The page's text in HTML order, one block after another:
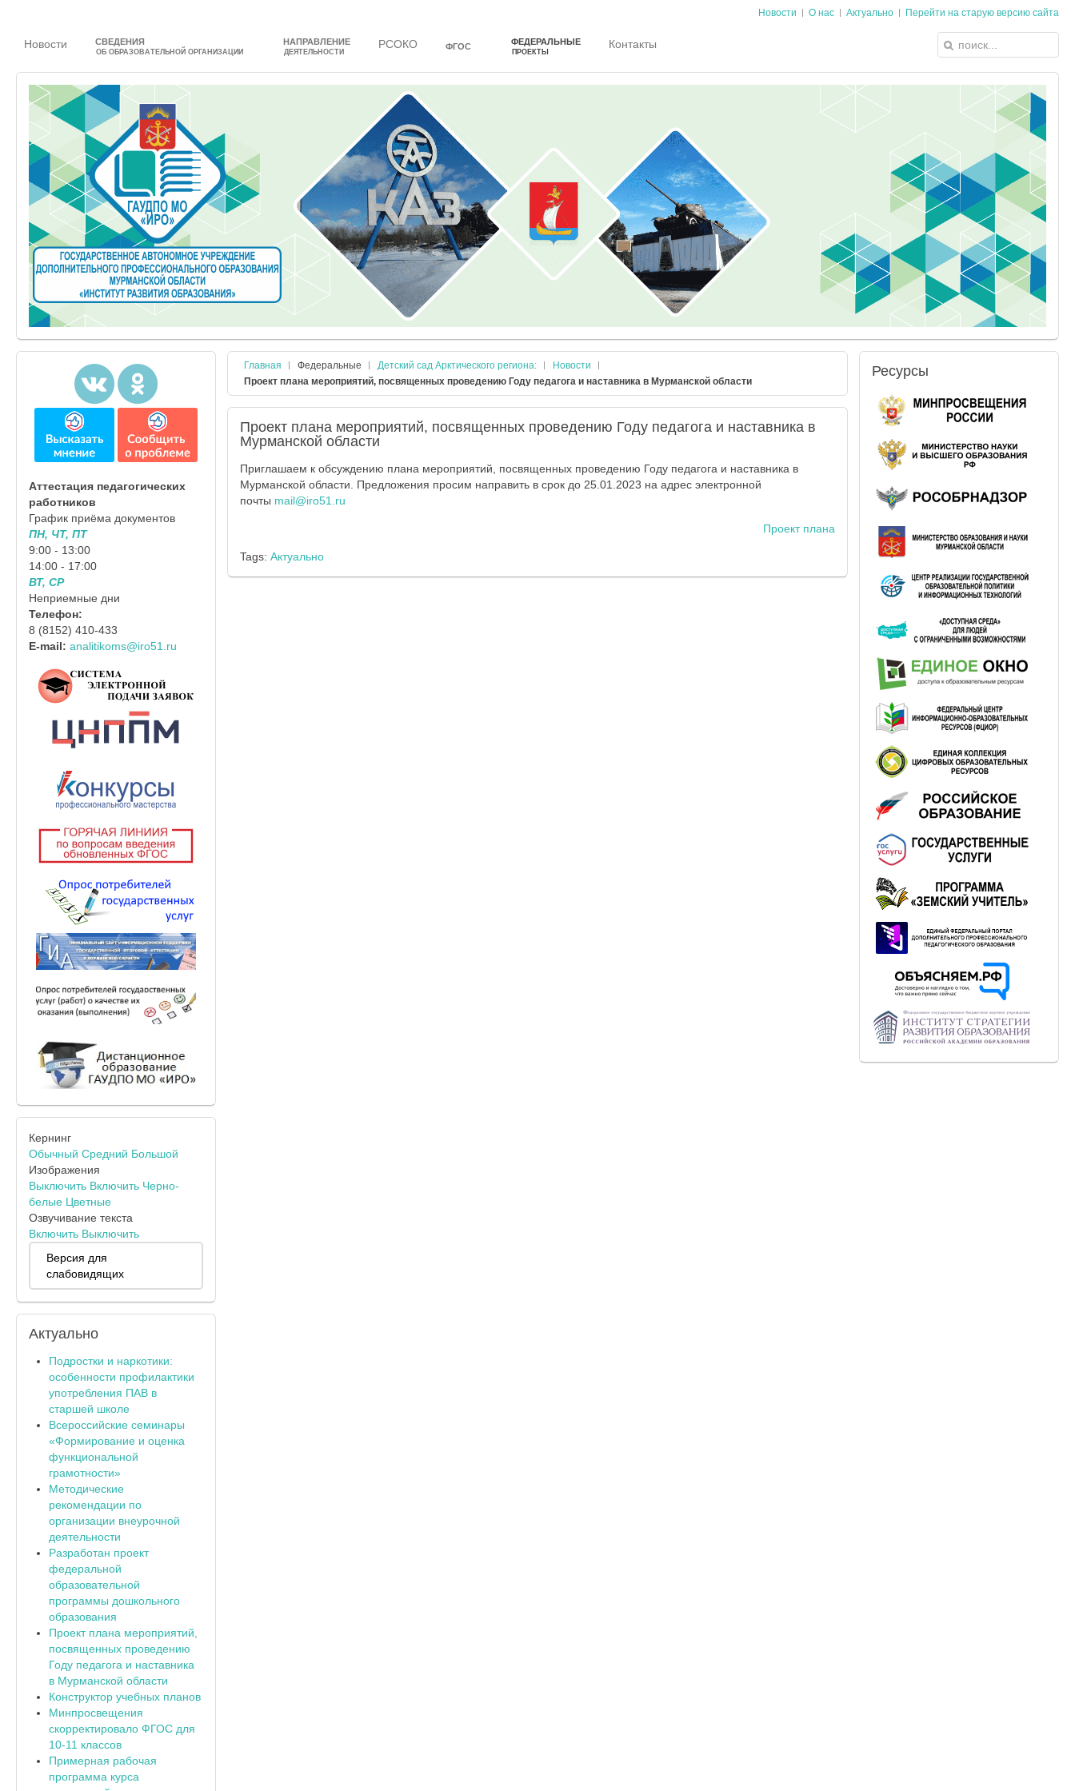
Новости О нас Актуально Перейти на старую версию сайта
Новости СВЕДЕНИЯ
ОБ ОБРАЗОВАТЕЛЬНОЙ ОРГАНИЗАЦИИ
НАПРАВЛЕНИЕ
ДЕЯТЕЛЬНОСТИ
РСОКО ФГОС ФЕДЕРАЛЬНЫЕ
ПРОЕКТЫ
Контакты
Главная Федеральные Детский сад Арктического региона:
Новости
Проект плана мероприятий, посвященных проведению Году педагога и наставника в Мурманской области
Проект плана мероприятий, посвященных проведению Году педагога и наставника в
Мурманской области
Приглашаем к обсуждению плана мероприятий, посвященных проведению Году педагога и наставника в
Мурманской области. Предложения просим направить в срок до 25.01.2023 на адрес электронной
почты mail@iro51.ru
Проект плана
Tags: Актуально
Аттестация педагогических
работников
График приёма документов
ПН, ЧТ, ПТ
9:00 - 13:00
14:00 - 17:00
ВТ, СР
Неприемные дни
Телефон:
8 (8152) 410-433
E-mail: analitikoms@iro51.ru
Кернинг
Обычный Средний Большой
Изображения
Выключить Включить Черно-
белые Цветные
Озвучивание текста
Включить Выключить
Версия для
слабовидящих
Актуально
Подростки и наркотики:
особенности профилактики
употребления ПАВ в
старшей школе
Всероссийские семинары
«Формирование и оценка
функциональной
грамотности»
Методические
рекомендации по
организации внеурочной
деятельности
Разработан проект
федеральной
образовательной
программы дошкольного
образования
Проект плана мероприятий,
посвященных проведению
Году педагога и наставника
в Мурманской области
Конструктор учебных планов
Минпросвещения
скорректировало ФГОС для
10-11 классов
Примерная рабочая
программа курса
Ресурсы